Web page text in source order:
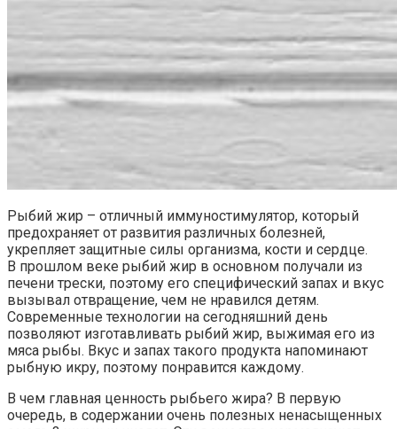
Рыбий жир – отличный иммуностимулятор, который
предохраняет от развития различных болезней,
укрепляет защитные силы организма, кости и сердце.
В прошлом веке рыбий жир в основном получали из
печени трески, поэтому его специфический запах и вкус
вызывал отвращение, чем не нравился детям.
Современные технологии на сегодняшний день
позволяют изготавливать рыбий жир, выжимая его из
мяса рыбы. Вкус и запах такого продукта напоминают
рыбную икру, поэтому понравится каждому.
В чем главная ценность рыбьего жира? В первую
очередь, в содержании очень полезных ненасыщенных